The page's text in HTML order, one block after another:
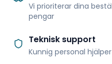
Vi prioriterar dina
pengar
Teknisk support
Kunnig personal